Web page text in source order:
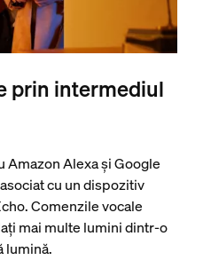
prin intermediul
Amazon Alexa și Google
cu un dispozitiv
Comenzile vocale
mai multe lumini dintr-o
lumină.